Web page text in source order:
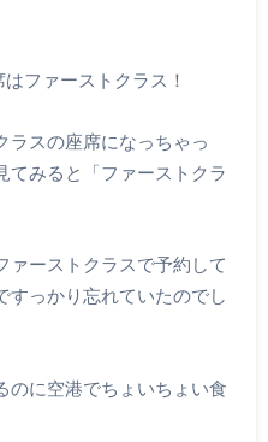
ファーストクラス！
ラスの座席になっちゃっ
てみると「ファーストクラ
ァーストクラスで予約して
すっかり忘れていたのでし
のに空港でちょいちょい食